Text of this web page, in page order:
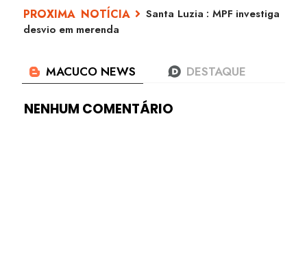
Santa Luzia : MPF investiga
desvio em merenda
NENHUM COMENTÁRIO